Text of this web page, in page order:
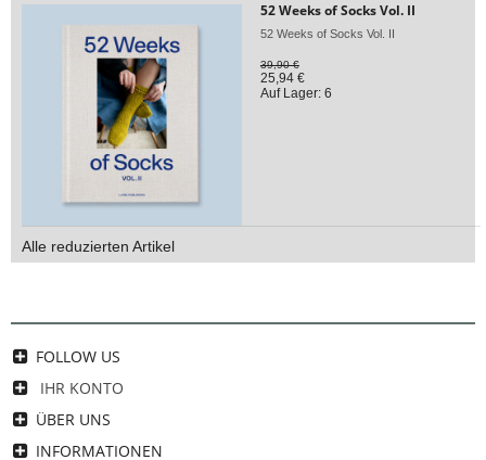
52 Weeks of Socks Vol. II
52 Weeks of Socks Vol. II
39,90 €
25,94 €
Auf Lager: 6
Alle reduzierten Artikel
FOLLOW US
IHR KONTO
ÜBER UNS
INFORMATIONEN